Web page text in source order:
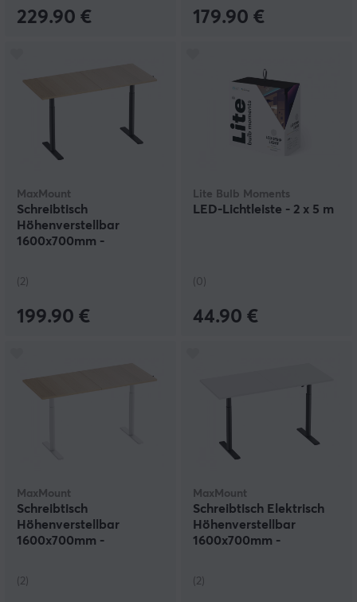
229.90 € 179.90 €
MaxMount
Schreibtisch
Höhenverstellbar
1600x700mm -
(2)
199.90 €
Lite Bulb Moments
LED-Lichtleiste - 2 x 5 m
(0)
44.90 €
MaxMount
Schreibtisch
Höhenverstellbar
1600x700mm -
(2)
MaxMount
Schreibtisch Elektrisch
Höhenverstellbar
1600x700mm -
(2)